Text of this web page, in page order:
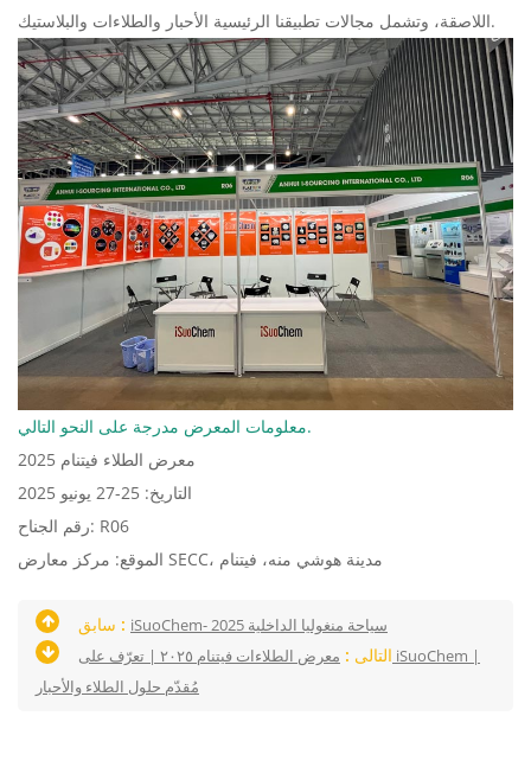
اللاصقة، وتشمل مجالات تطبيقنا الرئيسية الأحبار والطلاءات والبلاستيك.
معلومات المعرض مدرجة على النحو التالي.
معرض الطلاء فيتنام 2025
التاريخ: 25-27 يونيو 2025
رقم الجناح: R06
الموقع: مركز معارض SECC، مدينة هوشي منه، فيتنام
سابق : iSuoChem- سياحة منغوليا الداخلية 2025
التالى :
معرض الطلاءات فيتنام ٢٠٢٥ | تعرّف على iSuoChem |
مُقدّم حلول الطلاء والأحبار